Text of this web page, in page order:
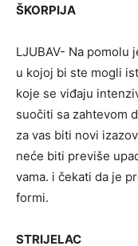
ŠKORPIJA
LJUBAV- Na pomolu
u kojoj bi ste mogli
koje se viđaju
suočiti sa zahtevom
za vas biti novi
neće biti previše
vama. i čekati da je
formi.
STRIJELAC